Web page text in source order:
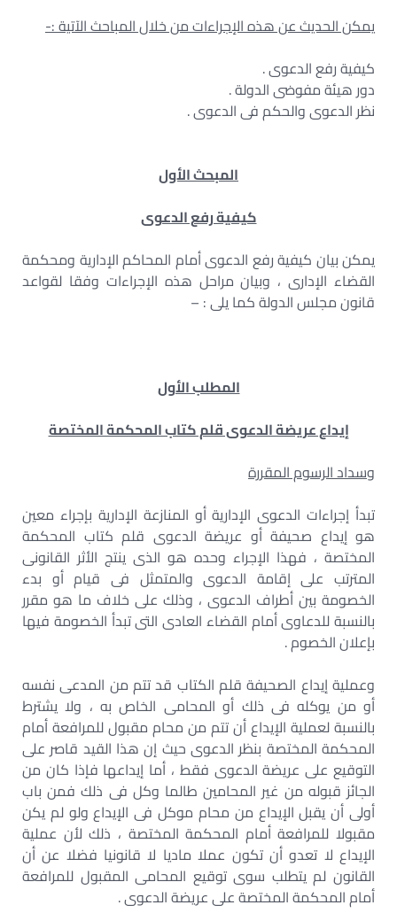
يمكن الحديث عن هذه الإجراءات من خلال المباحث الآتية :-
كيفية رفع الدعوى .
دور هيئة مفوضى الدولة .
نظر الدعوى والحكم فى الدعوى .
المبحث الأول
كيفية رفع الدعوى
يمكن بيان كيفية رفع الدعوى أمام المحاكم الإدارية ومحكمة
القضاء الإدارى ، وبيان مراحل هذه الإجراءات وفقا لقواعد
قانون مجلس الدولة كما يلى : –
المطلب الأول
إيداع عريضة الدعوى قلم كتاب المحكمة المختصة
وسداد الرسوم المقررة
تبدأ إجراءات الدعوى الإدارية أو المنازعة الإدارية بإجراء معين
هو إيداع صحيفة أو عريضة الدعوى قلم كتاب المحكمة
المختصة ، فهذا الإجراء وحده هو الذى ينتج الأثر القانونى
المترتب على إقامة الدعوى والمتمثل فى قيام أو بدء
الخصومة بين أطراف الدعوى ، وذلك على خلاف ما هو مقرر
بالنسبة للدعاوى أمام القضاء العادى التى تبدأ الخصومة فيها
بإعلان الخصوم .
وعملية إيداع الصحيفة قلم الكتاب قد تتم من المدعى نفسه
أو من يوكله فى ذلك أو المحامى الخاص به ، ولا يشترط
بالنسبة لعملية الإيداع أن تتم من محام مقبول للمرافعة أمام
المحكمة المختصة بنظر الدعوى حيث إن هذا القيد قاصر على
التوقيع على عريضة الدعوى فقط ، أما إيداعها فإذا كان من
الجائز قبوله من غير المحامين طالما وكل فى ذلك فمن باب
أولى أن يقبل الإيداع من محام موكل فى الإيداع ولو لم يكن
مقبولا للمرافعة أمام المحكمة المختصة ، ذلك لأن عملية
الإيداع لا تعدو أن تكون عملا ماديا لا قانونيا فضلا عن أن
القانون لم يتطلب سوى توقيع المحامى المقبول للمرافعة
أمام المحكمة المختصة على عريضة الدعوى .